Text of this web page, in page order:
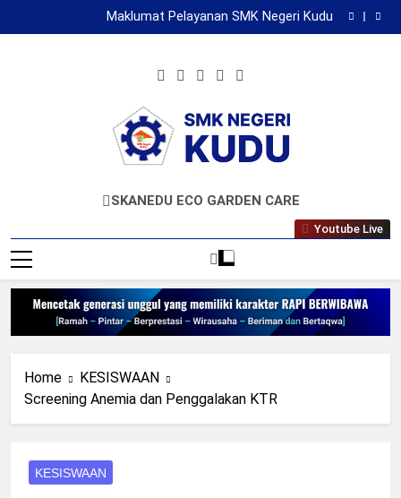
to
Maklumat Pelayanan SMK Negeri Kudu
Maklumat Pelayanan Tamu
Maklumat Pelayanan SMK Negeri Kudu
SMKN KUDU
SKANEDU ECO GARDEN CARE
Youtube Live
Home
KESISWAAN
Screening Anemia dan Penggalakan KTR
KESISWAAN